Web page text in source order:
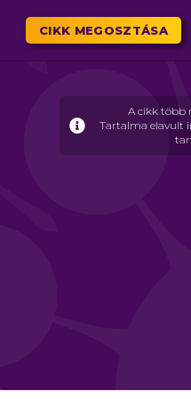
CIKK MEGOSZTÁSA
A cikk több
Tartalma elavult